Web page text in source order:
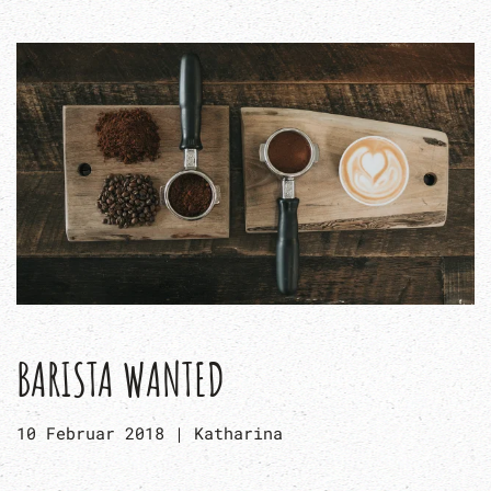
BARISTA WANTED
10 Februar 2018 | Katharina